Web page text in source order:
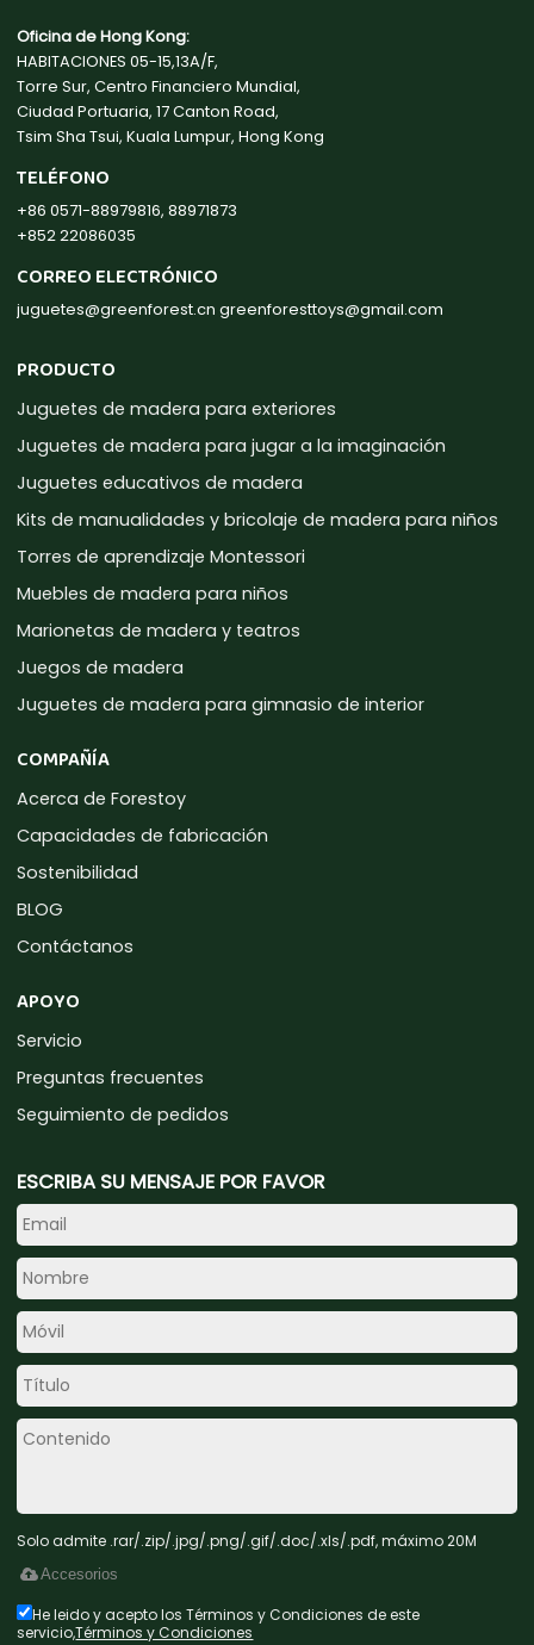
Oficina de Hong Kong:
HABITACIONES 05-15,13A/F,
Torre Sur, Centro Financiero Mundial,
Ciudad Portuaria, 17 Canton Road,
Tsim Sha Tsui, Kuala Lumpur, Hong Kong
TELÉFONO
+86 0571-88979816, 88971873
+852 22086035
CORREO ELECTRÓNICO
juguetes@greenforest.cn greenforesttoys@gmail.com
PRODUCTO
Juguetes de madera para exteriores
Juguetes de madera para jugar a la imaginación
Juguetes educativos de madera
Kits de manualidades y bricolaje de madera para niños
Torres de aprendizaje Montessori
Muebles de madera para niños
Marionetas de madera y teatros
Juegos de madera
Juguetes de madera para gimnasio de interior
COMPAÑÍA
Acerca de Forestoy
Capacidades de fabricación
Sostenibilidad
BLOG
Contáctanos
APOYO
Servicio
Preguntas frecuentes
Seguimiento de pedidos
ESCRIBA SU MENSAJE POR FAVOR
Solo admite .rar/.zip/.jpg/.png/.gif/.doc/.xls/.pdf, máximo 20M
Accesorios
He leido y acepto los Términos y Condiciones de este
servicio,Términos y Condiciones